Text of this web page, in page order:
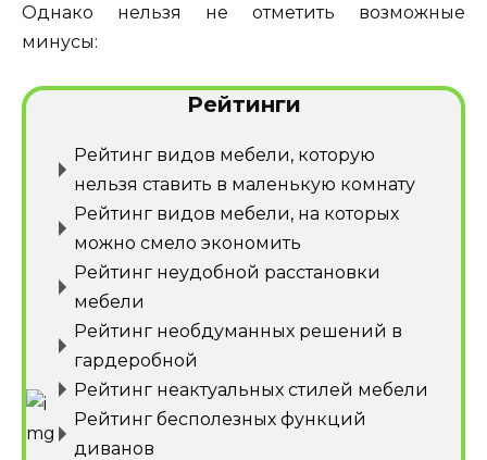
Однако нельзя не отметить возможные
минусы:
Рейтинги
Рейтинг видов мебели, которую
нельзя ставить в маленькую комнату
Рейтинг видов мебели, на которых
можно смело экономить
Рейтинг неудобной расстановки
мебели
Рейтинг необдуманных решений в
гардеробной
Рейтинг неактуальных стилей мебели
Рейтинг бесполезных функций
диванов